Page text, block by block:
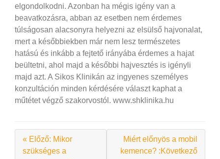
elgondolkodni. Azonban ha mégis igény van a
beavatkozásra, abban az esetben nem érdemes
túlságosan alacsonyra helyezni az elsülső hajvonalat,
mert a későbbiekben már nem lesz természetes
hatású és inkább a fejtető irányába érdemes a hajat
beültetni, ahol majd a későbbi hajvesztés is igényli
majd azt. A Sikos Klinikán az ingyenes személyes
konzultáción minden kérdésére választ kaphat a
műtétet végző szakorvostól. www.shklinika.hu
« Előző: Mikor
szükséges a
Miért előnyös a mobil
kemence? :Következő